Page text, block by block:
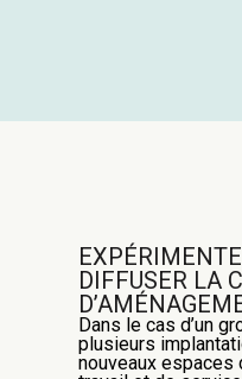
DIFFUSER LA
Dans le cas d’un
plusieurs
nouveauxespaces